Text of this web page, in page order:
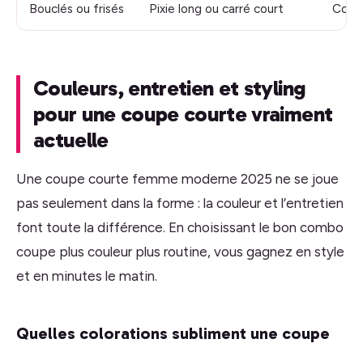
Bouclés ou frisés Pixie long ou carré court
Couleurs, entretien et styling
pour une coupe courte vraiment
actuelle
Une coupe courte femme moderne 2025 ne se joue
pas seulement dans la forme : la couleur et l’entretien
font toute la différence. En choisissant le bon combo
coupe plus couleur plus routine, vous gagnez en style
et en minutes le matin.
Quelles colorations subliment une coupe